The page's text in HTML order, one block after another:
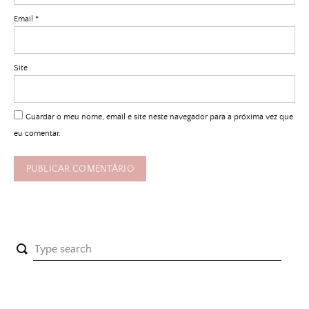
Email *
Site
Guardar o meu nome, email e site neste navegador para a próxima vez que
eu comentar.